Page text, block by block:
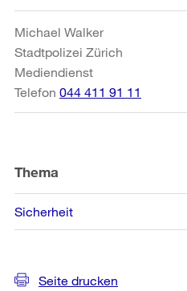
Informationen
Michael Walker
Stadtpolizei Zürich
Mediendienst
Telefon 044 411 91 11
Thema
Sicherheit
Seite drucken